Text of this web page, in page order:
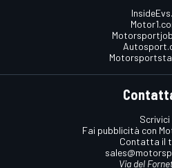
Scrivici
Fai pubblicità con
Contatta il
Via del